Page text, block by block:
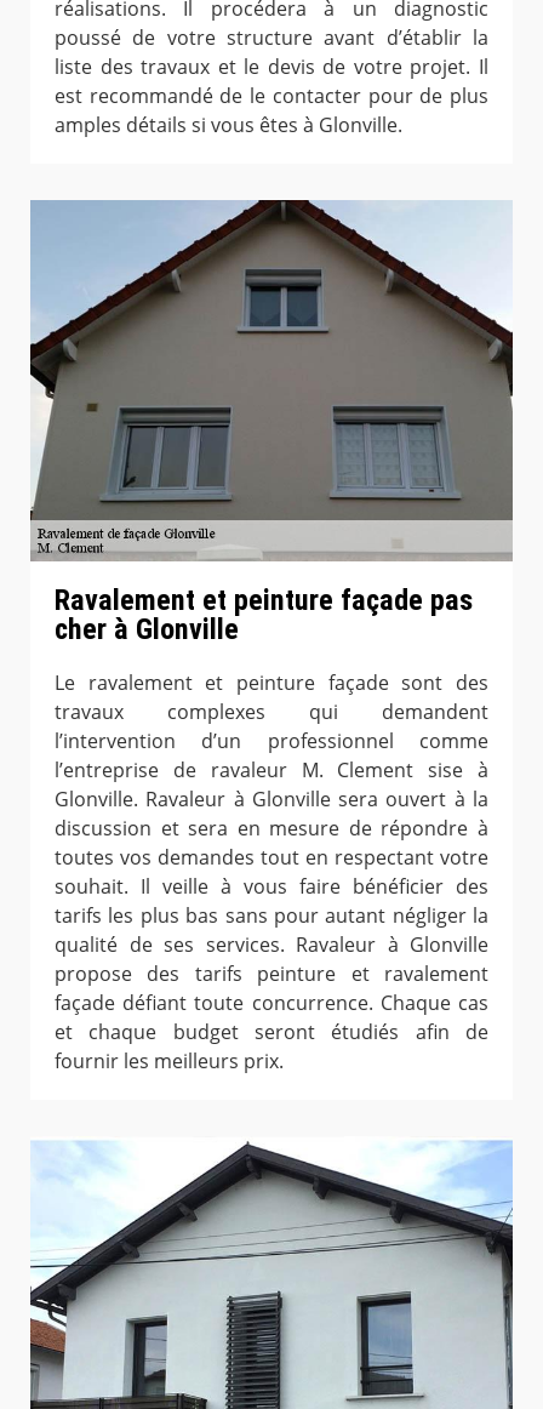
réalisations. Il procédera à un diagnostic
poussé de votre structure avant d’établir la
liste des travaux et le devis de votre projet. Il
est recommandé de le contacter pour de plus
amples détails si vous êtes à Glonville.
Ravalement et peinture façade pas
cher à Glonville
Le ravalement et peinture façade sont des
travaux complexes qui demandent
l’intervention d’un professionnel comme
l’entreprise de ravaleur M. Clement sise à
Glonville. Ravaleur à Glonville sera ouvert à la
discussion et sera en mesure de répondre à
toutes vos demandes tout en respectant votre
souhait. Il veille à vous faire bénéficier des
tarifs les plus bas sans pour autant négliger la
qualité de ses services. Ravaleur à Glonville
propose des tarifs peinture et ravalement
façade défiant toute concurrence. Chaque cas
et chaque budget seront étudiés afin de
fournir les meilleurs prix.